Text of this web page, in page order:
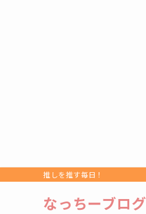
推しを推す毎日！
なっちーブログ